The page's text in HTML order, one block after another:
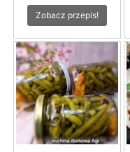
Zobacz przepis!